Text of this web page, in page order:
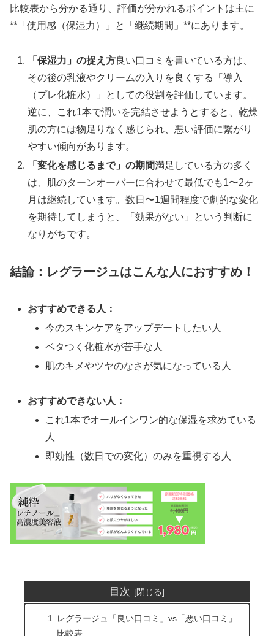
比較表から分かる通り、評価が分かれるポイントは主に
**「使用感（保湿力）」と「継続期間」**にあります。
「保湿力」の捉え方良い口コミを書いている方は、
その後の乳液やクリームの入りを良くする「導入
（プレ化粧水）」としての役割を評価しています。
逆に、これ1本で潤いを完結させようとすると、乾燥
肌の方には物足りなく感じられ、悪い評価に繋がり
やすい傾向があります。
「変化を感じるまで」の期間満足している方の多く
は、肌のターンオーバーに合わせて最低でも1〜2ヶ
月は継続しています。数日〜1週間程度で劇的な変化
を期待してしまうと、「効果がない」という判断に
なりがちです。
結論：レグラージュはこんな人におすすめ！
おすすめできる人：
今のスキンケアをアップデートしたい人
ベタつく化粧水が苦手な人
肌のキメやツヤのなさが気になっている人
おすすめできない人：
これ1本でオールインワン的な保湿を求めている
人
即効性（数日での変化）のみを重視する人
目次
レグラージュ「良い口コミ」vs「悪い口コミ」
比較表